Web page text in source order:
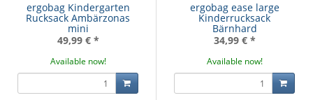
ergobag Kindergarten
Rucksack Ambärzonas
mini
49,99 € *
Available now!
ergobag ease large
Kinderrucksack
Bärnhard
34,99 € *
Available now!